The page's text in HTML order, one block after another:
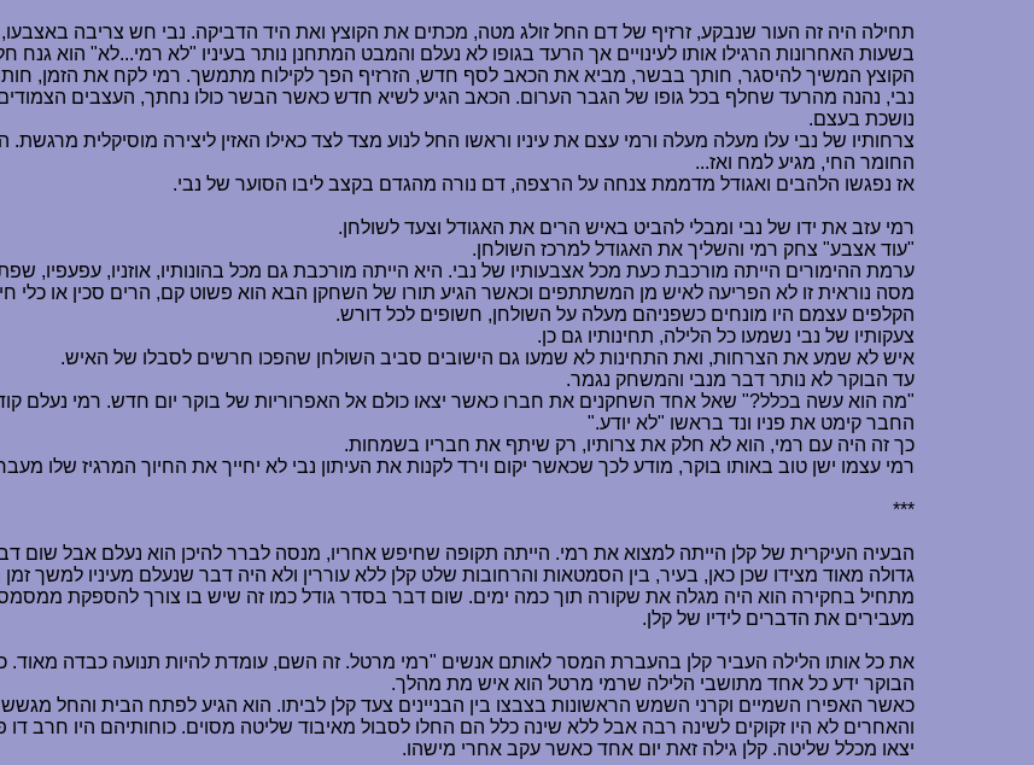
תחילה היה זה העור שנבקע, זרזיף של דם החל זולג מטה, מכתים את הקוצץ ואת היד הדביקה. נבי חש צריבה
בשעות האחרונות הרגילו אותו לעינויים אך הרעד בגופו לא נעלם והמבט המתחנן נותר בעיניו "לא רמי...לא" הוא גנח
הקוצץ המשיך להיסגר, חותך בבשר, מביא את הכאב לסף חדש, הזרזיף הפך לקילוח מתמשך. רמי לקח את הזמן,
נבי, נהנה מהרעד שחלף בכל גופו של הגבר הערום. הכאב הגיע לשיא חדש כאשר הבשר כולו נחתך, העצבים
נושכת בעצם.
צרחותיו של נבי עלו מעלה מעלה ורמי עצם את עיניו וראשו החל לנוע מצד לצד כאילו האזין ליצירה מוסיקלית
החומר החי, מגיע למח ואז...
אז נפגשו הלהבים ואגודל מדממת צנחה על הרצפה, דם נורה מהגדם בקצב ליבו הסוער של נבי.
רמי עזב את ידו של נבי ומבלי להביט באיש הרים את האגודל וצעד לשולחן.
"עוד אצבע" צחק רמי והשליך את האגודל למרכז השולחן.
ערמת ההימורים הייתה מורכבת כעת מכל אצבעותיו של נבי. היא הייתה מורכבת גם מכל בהונותיו, אוזניו, עפעפיו,
מסה נוראית זו לא הפריעה לאיש מן המשתתפים וכאשר הגיע תורו של השחקן הבא הוא פשוט קם, הרים סכין או כלי
הקלפים עצמם היו מונחים כשפניהם מעלה על השולחן, חשופים לכל דורש.
צעקותיו של נבי נשמעו כל הלילה, תחינותיו גם כן.
איש לא שמע את הצרחות, ואת התחינות לא שמעו גם הישובים סביב השולחן שהפכו חרשים לסבלו של האיש.
עד הבוקר לא נותר דבר מנבי והמשחק נגמר.
"מה הוא עשה בכלל?" שאל אחד השחקנים את חברו כאשר יצאו כולם אל האפרוריות של בוקר יום חדש. רמי נעלם
החבר קימט את פניו ונד בראשו "לא יודע."
כך זה היה עם רמי, הוא לא חלק את צרותיו, רק שיתף את חבריו בשמחות.
רמי עצמו ישן טוב באותו בוקר, מודע לכך שכאשר יקום וירד לקנות את העיתון נבי לא יחייך את החיוך המרגיז שלו
***
הבעיה העיקרית של קלן הייתה למצוא את רמי. הייתה תקופה שחיפש אחריו, מנסה לברר להיכן הוא נעלם אבל שום
גדולה מאוד מצידו שכן כאן, בעיר, בין הסמטאות והרחובות שלט קלן ללא עוררין ולא היה דבר שנעלם מעיניו למשך זמן
מתחיל בחקירה הוא היה מגלה את שקורה תוך כמה ימים. שום דבר בסדר גודל כמו זה שיש בו צורך להספקת
מעבירים את הדברים לידיו של קלן.
את כל אותו הלילה העביר קלן בהעברת המסר לאותם אנשים "רמי מרטל. זה השם, עומדת להיות תנועה כבדה מאוד.
הבוקר ידע כל אחד מתושבי הלילה שרמי מרטל הוא איש מת מהלך.
כאשר האפירו השמיים וקרני השמש הראשונות בצבצו בין הבניינים צעד קלן לביתו. הוא הגיע לפתח הבית והחל
והאחרים לא היו זקוקים לשינה רבה אבל ללא שינה כלל הם החלו לסבול מאיבוד שליטה מסוים. כוחותיהם היו חרב
יצאו מכלל שליטה. קלן גילה זאת יום אחד כאשר עקב אחרי מישהו.